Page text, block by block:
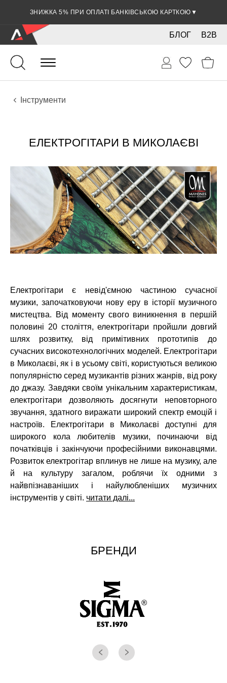
ЗНИЖКА 5% ПРИ ОПЛАТІ БАНКІВСЬКОЮ КАРТКОЮ ▼
B2B
БЛОГ
Гітари
Електро інструменти
Інструменти
ЕЛЕКТРОГІТАРИ В МИКОЛАЄВІ
Електрогітари є невід'ємною частиною сучасної
музики, започатковуючи нову еру в історії музичного
мистецтва. Від моменту свого виникнення в першій
половині 20 століття, електрогітари пройшли довгий
шлях розвитку, від примітивних прототипів до
сучасних високотехнологічних моделей. Електрогітари
в Миколаєві, як і в усьому світі, користуються великою
популярністю серед музикантів різних жанрів, від року
до джазу. Завдяки своїм унікальним характеристикам,
електрогітари дозволяють досягнути неповторного
звучання, здатного виражати широкий спектр емоцій і
настроїв. Електрогітари в Миколаєві доступні для
широкого кола любителів музики, починаючи від
початківців і закінчуючи професійними виконавцями.
Розвиток електрогітар вплинув не лише на музику, але
й на культуру загалом, роблячи їх одними з
найвпізнаваніших і найулюбленіших музичних
інструментів у світі. читати далі...
БРЕНДИ